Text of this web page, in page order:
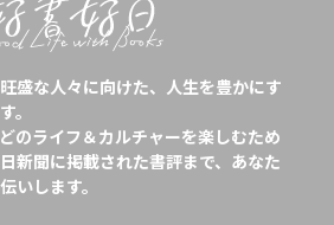
盛な人々に向けた、人生を豊かにす
。
のライフ＆カルチャーを楽しむため
新聞に掲載された書評まで、あなた
いします。